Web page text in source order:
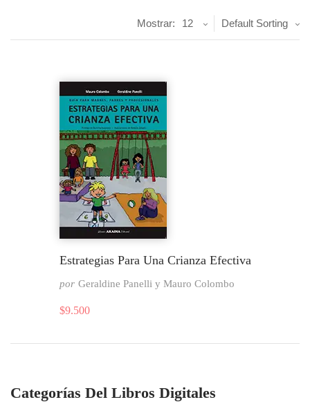
Categorías Del Libros Digitales
Default Sorting
Mostrar: 12
Estrategias Para Una Crianza Efectiva
por Geraldine Panelli y Mauro Colombo
$9.500